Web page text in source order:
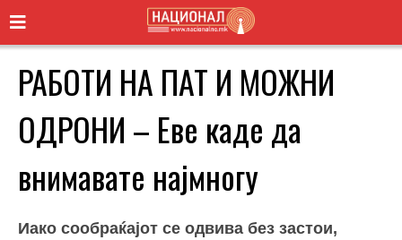
РАБОТИ НА ПАТ И МОЖНИ
ОДРОНИ – Еве каде да
внимавате најмногу
Иако сообраќајот се одвива без застои,